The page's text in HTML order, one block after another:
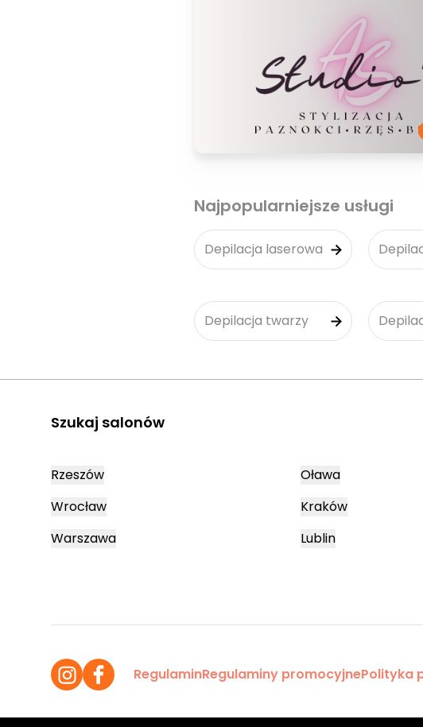
Najpopularniejsze usługi
Depilacja laserowa
Depilacja twarzy
Szukaj salonów
Rzeszów
Wrocław
Warszawa
Oława
Kraków
Lublin
RegulaminRegulaminy promocyjnePolityka